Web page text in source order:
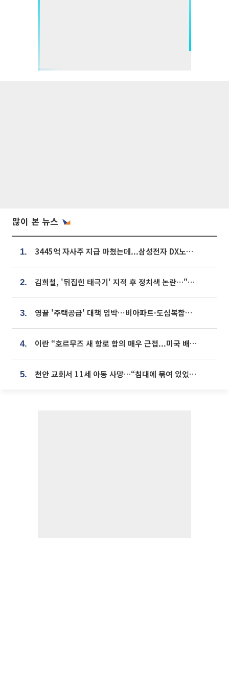
많이 본 뉴스
1. 3445억 자사주 지급 마쳤는데...삼성전자 DX노조, 뒤늦은 '떼쓰기 집회'
2. 김희철, '뒤집힌 태극기' 지적 후 정치색 논란…"좌우 떠나 우리나라 국기"
3. 영끌 '주택공급' 대책 임박⋯비아파트·도심복합까지 총동원
4. 이란 “호르무즈 새 항로 합의 매우 근접...미국 배상 먼저”
5. 천안 교회서 11세 아동 사망…“침대에 묶여 있었다” 진술 확보